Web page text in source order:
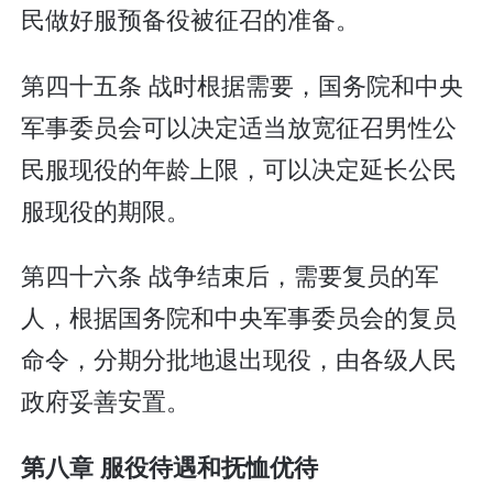
民做好服预备役被征召的准备。
第四十五条 战时根据需要，国务院和中央
军事委员会可以决定适当放宽征召男性公
民服现役的年龄上限，可以决定延长公民
服现役的期限。
第四十六条 战争结束后，需要复员的军
人，根据国务院和中央军事委员会的复员
命令，分期分批地退出现役，由各级人民
政府妥善安置。
第八章 服役待遇和抚恤优待